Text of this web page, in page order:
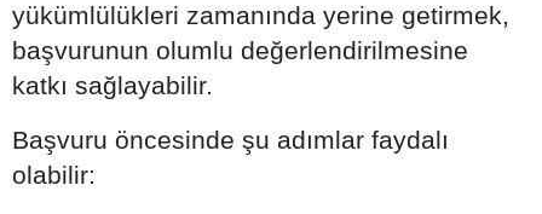
yükümlülükleri zamanında yerine getirmek,
başvurunun olumlu değerlendirilmesine
katkı sağlayabilir.
Başvuru öncesinde şu adımlar faydalı
olabilir: